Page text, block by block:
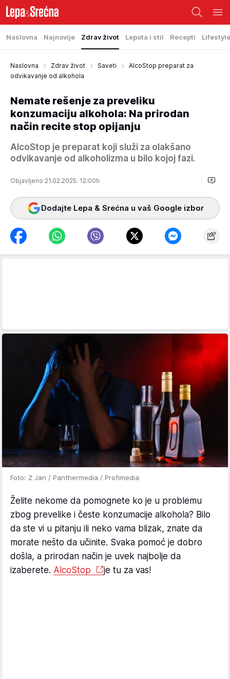
Naslovna Najnovije Zdrav život Lepota i stil Recepti Lifestyle
Naslovna Zdrav život Saveti
AlcoStop preparat za
odvikavanje od alkohola
Nemate rešenje za preveliku
konzumaciju alkohola: Na prirodan
način recite stop opijanju
AlcoStop je preparat koji služi za olakšano
odvikavanje od alkoholizma u bilo kojoj fazi.
Objavljeno 21.02.2025. 12:00h
Dodajte Lepa & Srećna u vaš Google izbor
Foto: Z Jan / Panthermedia / Profimedia
Želite nekome da pomognete ko je u problemu
zbog prevelike i česte konzumacije alkohola? Bilo
da ste vi u pitanju ili neko vama blizak, znate da
morate nešto da učinite. Svaka pomoć je dobro
došla, a prirodan način je uvek najbolje da
izaberete. AlcoStop je tu za vas!